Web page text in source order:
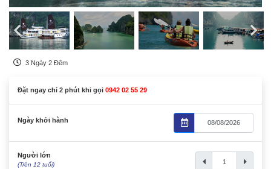
3 Ngày 2 Đêm
Đặt ngay chỉ 2 phút khi gọi 0942 02 55 29
Ngày khởi hành
Người lớn
(Trên 12 tuổi)